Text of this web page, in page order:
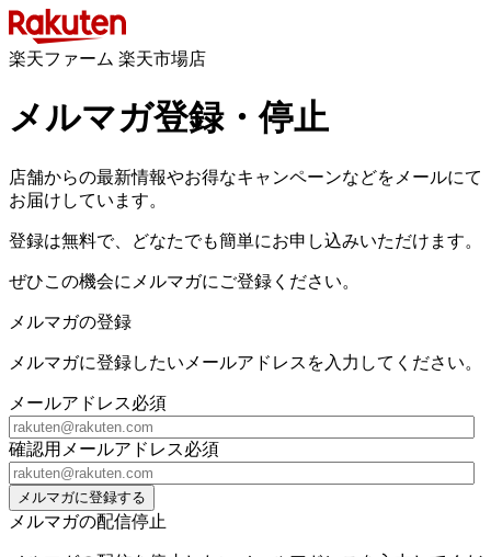
楽天ファーム 楽天市場店
メルマガ登録・停止
店舗からの最新情報やお得なキャンペーンなどをメールにて
お届けしています。
登録は無料で、どなたでも簡単にお申し込みいただけます。
ぜひこの機会にメルマガにご登録ください。
メルマガの登録
メルマガに登録したいメールアドレスを入力してください。
メールアドレス必須
確認用メールアドレス必須
メルマガに登録する
メルマガの配信停止